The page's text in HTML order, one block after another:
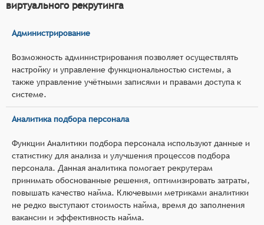
виртуального рекрутинга
Администрирование
Возможность администрирования позволяет осуществлять
настройку и управление функциональностью системы, а
также управление учётными записями и правами доступа к
системе.
Аналитика подбора персонала
Функции Аналитики подбора персонала используют данные и
статистику для анализа и улучшения процессов подбора
персонала. Данная аналитика помогает рекрутерам
принимать обоснованные решения, оптимизировать затраты,
повышать качество найма. Ключевыми метриками аналитики
не редко выступают стоимость найма, время до заполнения
вакансии и эффективность найма.